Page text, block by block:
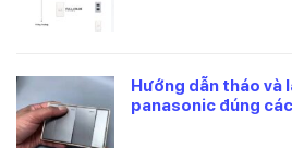
Hướng dẫn tháo và
panasonic đúng